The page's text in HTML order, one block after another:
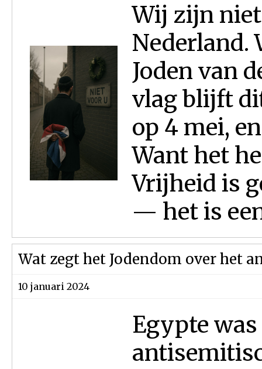
Wij zijn
Nederland.
Joden van
vlag blijft
op 4 mei,
Want het
Vrijheid is
— het is
Wat zegt het Jodendom over het
10 januari 2024
Egypte